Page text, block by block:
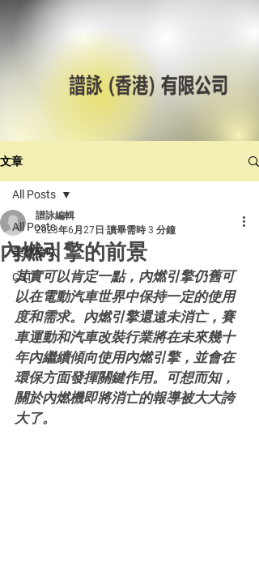
文章
All Posts
美林輪呔
CST
All Posts
內燃引擎的前景
譜詠編輯
2023年6月27日 讀畢需時 3 分鐘
其實可以肯定一點，內燃引擎仍舊可
以在電動汽車世界中保持一定的使用
度和需求。內燃引擎還遠未消亡，賽
車運動和汽車改裝行業將在未來幾十
年內繼續傾向使用內燃引擎，並會在
環保方面發揮關鍵作用。可想而知，
關於內燃機即將消亡的報導被大大誇
大了。